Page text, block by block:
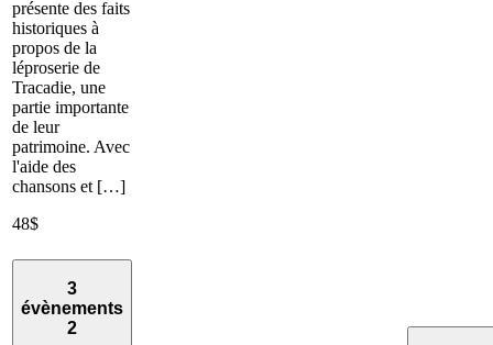
présente des faits
historiques à
propos de la
léproserie de
Tracadie, une
partie importante
de leur
patrimoine. Avec
l'aide des
chansons et […]
48$
3
évènements
2